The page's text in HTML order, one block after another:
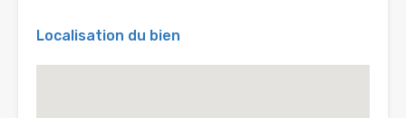
Localisation du bien